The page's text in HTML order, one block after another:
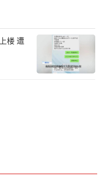
楼 遭